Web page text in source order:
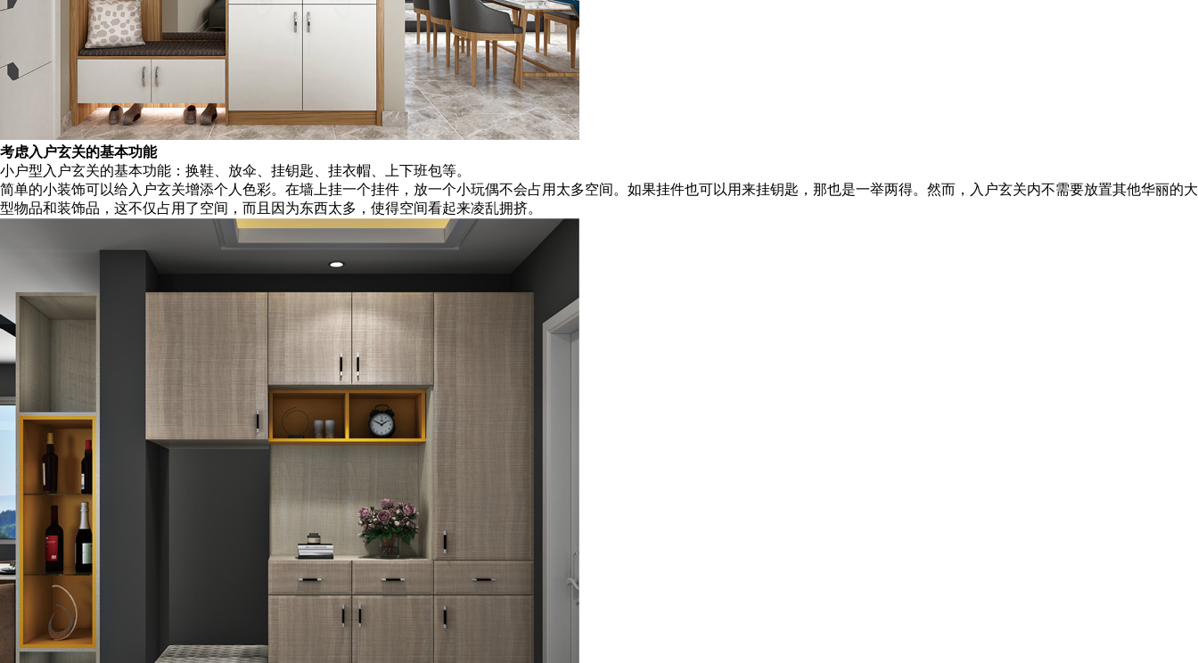
考虑入户玄关的基本功能
小户型入户玄关的基本功能：换鞋、放伞、挂钥匙、挂衣帽、上下班包等。
简单的小装饰可以给入户玄关增添个人色彩。在墙上挂一个挂件，放一个小玩偶不会占用太多空间。如果挂件也可以用来挂钥匙，那也是一举两得。然而，入户玄关内不需要放置其他华丽的大
型物品和装饰品，这不仅占用了空间，而且因为东西太多，使得空间看起来凌乱拥挤。